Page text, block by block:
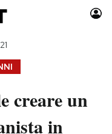
creare un
in